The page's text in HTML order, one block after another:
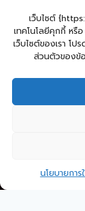
เว็บไซต์
เทคโนโลยีคุกกี้ หรื
เว็บไซต์ของเรา โป
ส่วนตัวของข้
นโยบายการ
ระบบสารสนเทศกา
ปกครอง(welfare)
ระบบสารสนเทศทาง
ระบบข้อมูลสารสนเท
ระบบข้อมูลสารสนเ
แ
Copyright ©